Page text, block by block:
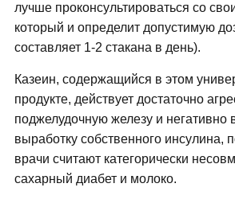
лучше проконсультироваться со
который и определит допустимую
составляет 1-2 стакана в день).
Казеин, содержащийся в этом
продукте, действует достаточно
поджелудочную железу и негативно
выработку собственного инсулина,
врачи считают категорически
сахарный диабет и молоко.